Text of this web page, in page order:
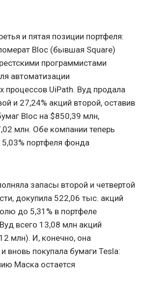
и пятая позиции портфеля:
Bloc (бывшая Square)
программистами
автоматизации
процессов UiPath. Вуд продала
и 27,24% акций второй, оставив
Bloc на $850,39 млн,
млн. Обе компании теперь
портфеля фонда
запасы второй и четвертой
докупила 522,06 тыс. акций
до 5,31% в портфеле
всего 13,08 млн акций
млн). И, конечно, она
вновь покупала бумаги Tesla:
Маска остается